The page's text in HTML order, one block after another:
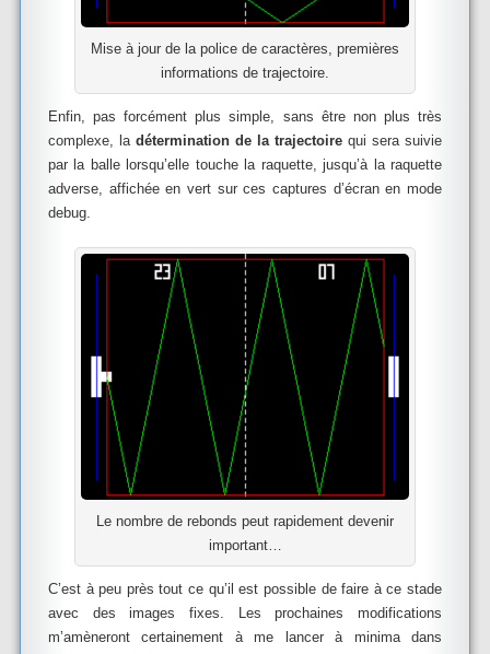
Mise à jour de la police de caractères, premières
informations de trajectoire.
Enfin, pas forcément plus simple, sans être non plus très
complexe, la détermination de la trajectoire qui sera suivie
par la balle lorsqu’elle touche la raquette, jusqu’à la raquette
adverse, affichée en vert sur ces captures d’écran en mode
debug.
Le nombre de rebonds peut rapidement devenir
important…
C’est à peu près tout ce qu’il est possible de faire à ce stade
avec des images fixes. Les prochaines modifications
m’amèneront certainement à me lancer à minima dans